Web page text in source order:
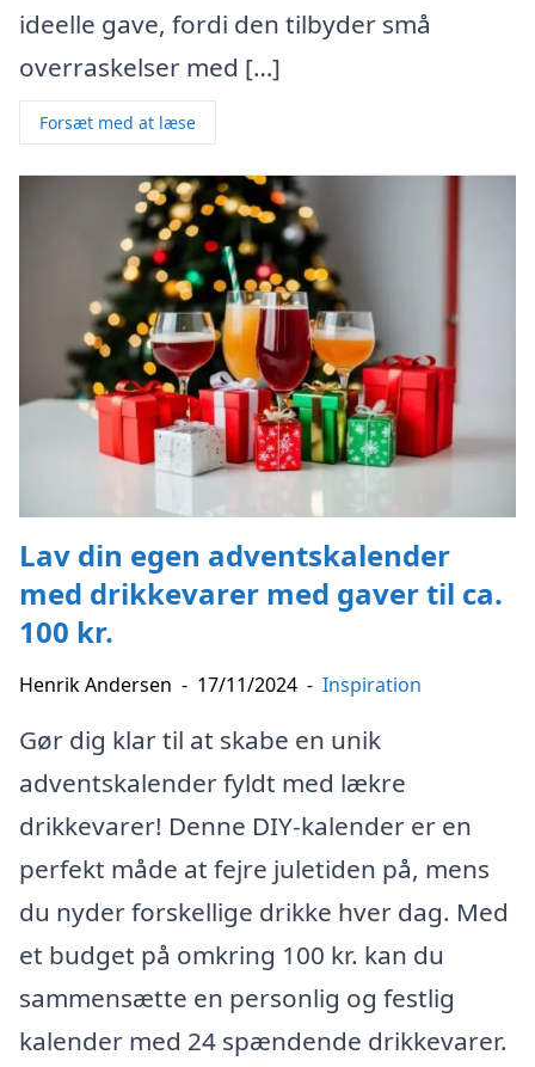
ideelle gave, fordi den tilbyder små
overraskelser med […]
Forsæt med at læse
Lav din egen adventskalender
med drikkevarer med gaver til ca.
100 kr.
Henrik Andersen - 17/11/2024 - Inspiration
Gør dig klar til at skabe en unik
adventskalender fyldt med lækre
drikkevarer! Denne DIY-kalender er en
perfekt måde at fejre juletiden på, mens
du nyder forskellige drikke hver dag. Med
et budget på omkring 100 kr. kan du
sammensætte en personlig og festlig
kalender med 24 spændende drikkevarer.